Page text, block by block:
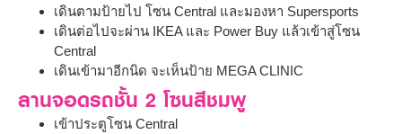
เดินตามป้ายไป โซน Central และมองหา Supersports
เดินต่อไปจะผ่าน IKEA และ Power Buy แล้วเข้าสู่โซน
Central
เดินเข้ามาอีกนิด จะเห็นป้าย MEGA CLINIC
ลานจอดรถชั้น 2 โซนสีชมพู
เข้าประตูโซน Central